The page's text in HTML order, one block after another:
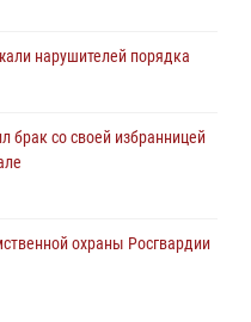
Росгвардии по
с Днём образования СОБР
нарушителей порядка
брак со своей избранницей
охраны Росгвардии